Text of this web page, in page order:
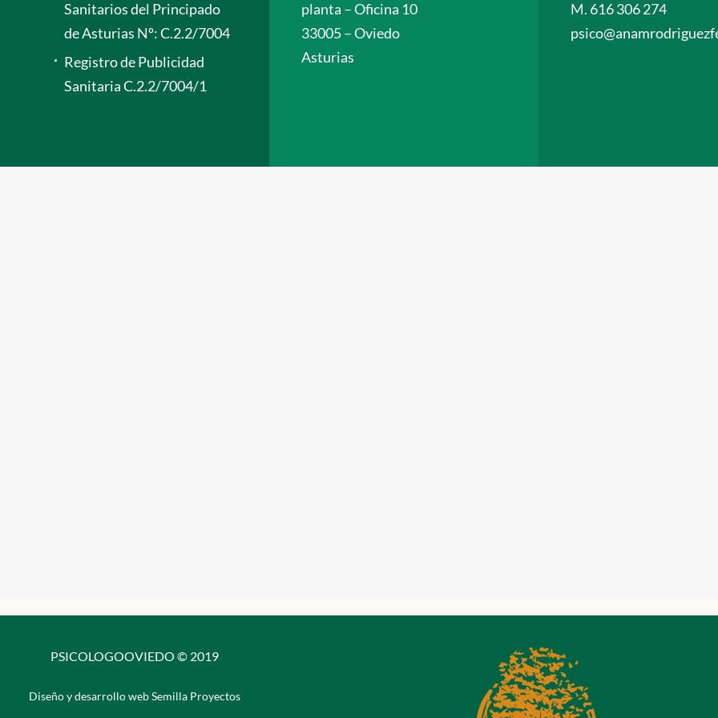
Sanitarios del Principado
de Asturias Nº: C.2.2/7004
Registro de Publicidad
Sanitaria C.2.2/7004/1
planta – Oficina 10
33005 – Oviedo
Asturias
M. 616 306 274
PSICOLOGOOVIEDO © 2019
Diseño y desarrollo web Semilla Proyectos